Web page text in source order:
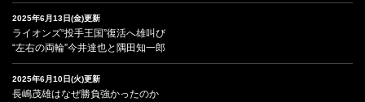
2025年6月13日(金)更新
ライオンズ“投手王国”復活へ雄叫び
“左右の両輪”今井達也と隅田知一郎
2025年6月10日(火)更新
長嶋茂雄はなぜ勝負強かったのか